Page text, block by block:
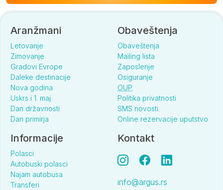
Aranžmani
Letovanje
Zimovanje
Gradovi Evrope
Daleke destinacije
Nova godina
Uskrs i 1. maj
Dan državnosti
Dan primirja
Obaveštenja
Obaveštenja
Mailing lista
Zaposlenje
Osiguranje
OUP
Politika privatnosti
SMS novosti
Online rezervacije uputstvo
Informacije
Polasci
Autobuski polasci
Najam autobusa
Transferi
Kontakt
info@argus.rs